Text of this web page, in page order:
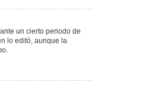
un cierto periodo de
lo editó, aunque la